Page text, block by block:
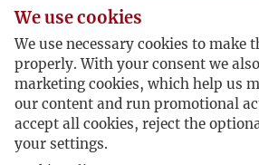
prostu nie dałbym sobie rady. (…)
rozbudowane kontakty i duży talent
konfliktów: umiała skupiać ludzi i
Po jej śmierci, w czerwcowym
1994 r., Jerzy Giedroyc w
przyznał:Z jej śmiercią odchodzi
We use cookies
We use necessary cookies to make
properly. With your consent we
marketing cookies, which help us
our content and run promotional
accept all cookies, reject the
your settings.